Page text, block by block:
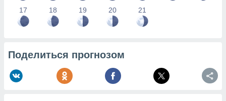
17 18 19 20 21
Поделиться прогнозом